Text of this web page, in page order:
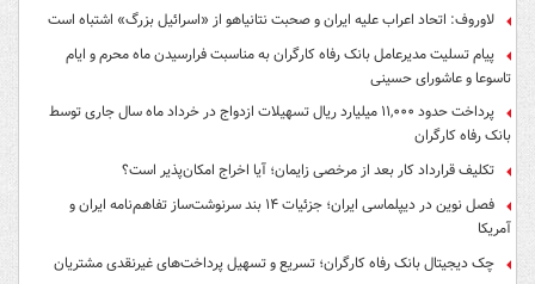
لاوروف: اتحاد اعراب علیه ایران و صحبت نتانیاهو از «اسرائیل بزرگ» اشتباه است
پیام تسلیت مدیرعامل بانک رفاه کارگران به مناسبت فرارسیدن ماه محرم و ایام
تاسوعا و عاشورای حسینی
پرداخت حدود ۱۱,۰۰۰ میلیارد ریال تسهیلات ازدواج در خرداد ماه سال جاری توسط
بانک رفاه کارگران
تکلیف قرارداد کار بعد از مرخصی زایمان؛ آیا اخراج امکان‌پذیر است؟
فصل نوین در دیپلماسی ایران؛ جزئیات ۱۴ بند سرنوشت‌ساز تفاهم‌نامه ایران و
آمریکا
چک دیجیتال بانک رفاه کارگران؛ تسریع و تسهیل پرداخت‌های غیرنقدی مشتریان